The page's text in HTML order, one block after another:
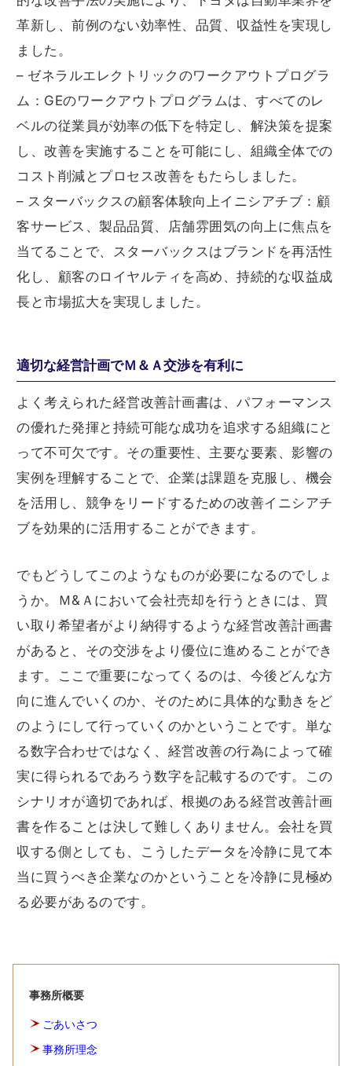
革新し、前例のない効率性、品質、収益性を実現し
ました。
– ゼネラルエレクトリックのワークアウトプログラ
ム：GEのワークアウトプログラムは、すべてのレ
ベルの従業員が効率の低下を特定し、解決策を提案
し、改善を実施することを可能にし、組織全体での
コスト削減とプロセス改善をもたらしました。
– スターバックスの顧客体験向上イニシアチブ：顧
客サービス、製品品質、店舗雰囲気の向上に焦点を
当てることで、スターバックスはブランドを再活性
化し、顧客のロイヤルティを高め、持続的な収益成
長と市場拡大を実現しました。
適切な経営計画でＭ＆Ａ交渉を有利に
よく考えられた経営改善計画書は、パフォーマンス
の優れた発揮と持続可能な成功を追求する組織にと
って不可欠です。その重要性、主要な要素、影響の
実例を理解することで、企業は課題を克服し、機会
を活用し、競争をリードするための改善イニシアチ
ブを効果的に活用することができます。
でもどうしてこのようなものが必要になるのでしょ
うか。Ｍ&Ａにおいて会社売却を行うときには、買
い取り希望者がより納得するような経営改善計画書
があると、その交渉をより優位に進めることができ
ます。ここで重要になってくるのは、今後どんな方
向に進んでいくのか、そのために具体的な動きをど
のようにして行っていくのかということです。単な
る数字合わせではなく、経営改善の行為によって確
実に得られるであろう数字を記載するのです。この
シナリオが適切であれば、根拠のある経営改善計画
書を作ることは決して難しくありません。会社を買
収する側としても、こうしたデータを冷静に見て本
当に買うべき企業なのかということを冷静に見極め
る必要があるのです。
事務所概要
ごあいさつ
事務所理念